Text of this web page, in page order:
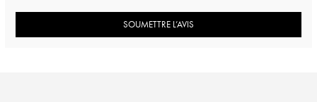
SOUMETTRE L’AVIS